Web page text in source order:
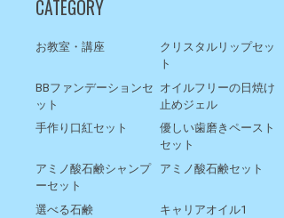
CATEGORY
お教室・講座
クリスタルリップセッ
ト
BBファンデーションセ
ット
オイルフリーの日焼け
止めジェル
手作り口紅セット
優しい歯磨きペースト
セット
アミノ酸石鹸シャンプ
ーセット
アミノ酸石鹸セット
選べる石鹸
キャリアオイル1